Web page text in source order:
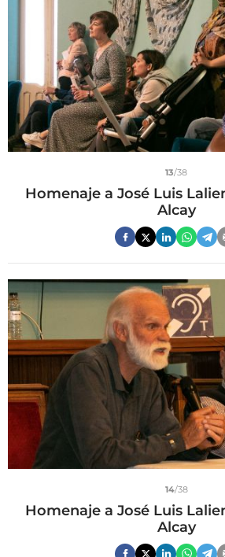
13/38
Homenaje a José Luis
Alcay
14/38
Homenaje a José Luis
Alcay